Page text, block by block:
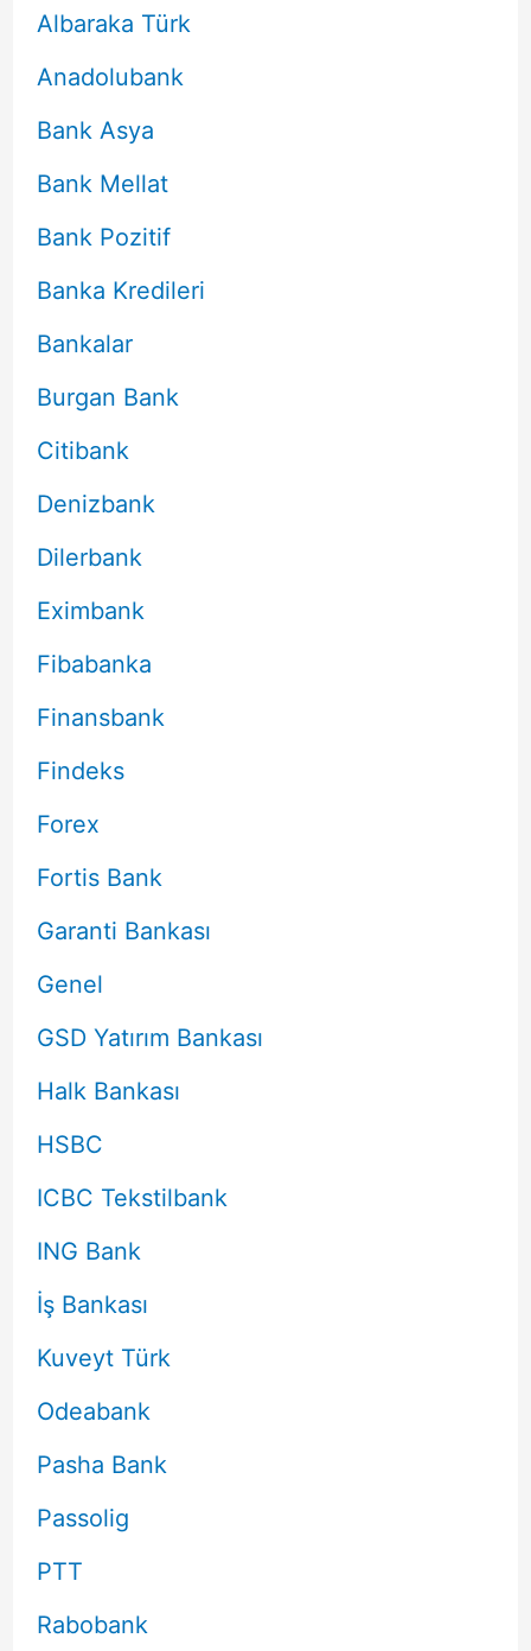
Albaraka Türk
Anadolubank
Bank Asya
Bank Mellat
Bank Pozitif
Banka Kredileri
Bankalar
Burgan Bank
Citibank
Denizbank
Dilerbank
Eximbank
Fibabanka
Finansbank
Findeks
Forex
Fortis Bank
Garanti Bankası
Genel
GSD Yatırım Bankası
Halk Bankası
HSBC
ICBC Tekstilbank
ING Bank
İş Bankası
Kuveyt Türk
Odeabank
Pasha Bank
Passolig
PTT
Rabobank